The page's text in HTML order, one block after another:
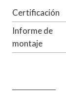
Certificación
Informe de
montaje